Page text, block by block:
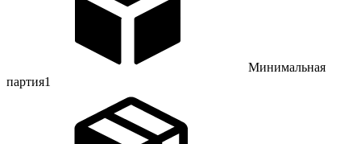
Минимальная
партия1